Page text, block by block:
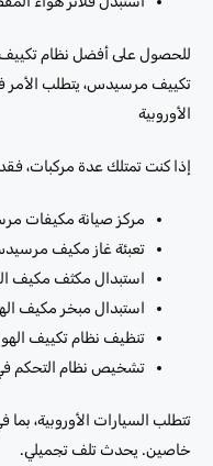
للحصول على أفضل نظام
تكييف مرسيدس، يتطلب الأمر
الأوروبية
إذا كنت تمتلك عدة مركبات،
مركز صيانة مكيفات
تعبئة غاز مكيف
استبدال مكثف مكيف
استبدال مبخر مكيف
تنظيف نظام تكييف
تشخيص نظام التحكم
تتطلب السيارات الأوروبية،
خاصين. يحدث تلف تجميلي.